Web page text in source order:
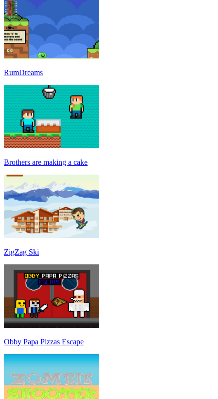
RumDreams
Brothers are making a cake
ZigZag Ski
Obby Papa Pizzas Escape